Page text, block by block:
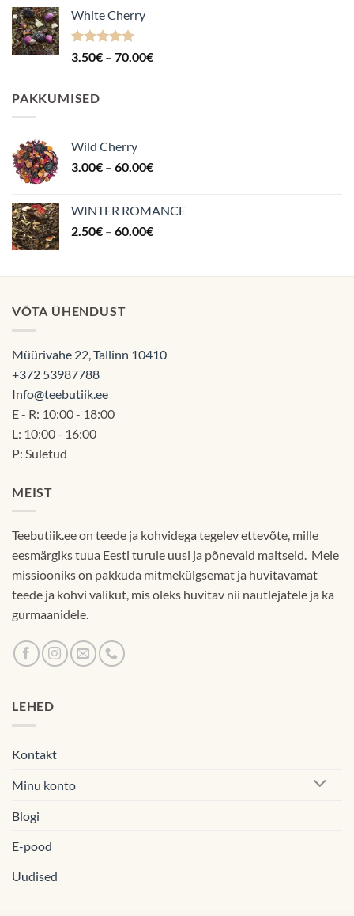
White Cherry
Hinnanguga
3.50€ – 70.00€Hinnavahemik:
PAKKUMISED
Wild Cherry
3.00€ – 60.00€Hinnavahemik:
60.00€
WINTER ROMANCE
2.50€ – 60.00€Hinnavahemik:
60.00€
VÕTA ÜHENDUST
Müürivahe 22, Tallinn 10410
+372 53987788
Info@teebutiik.ee
E - R: 10:00 - 18:00
L: 10:00 - 16:00
P: Suletud
MEIST
Teebutiik.ee on teede ja kohvidega tegelev ettevõte, mille
eesmärgiks tuua Eesti turule uusi ja põnevaid maitseid. Meie
missiooniks on pakkuda mitmekülgsemat ja huvitavamat
teede ja kohvi valikut, mis oleks huvitav nii nautlejatele ja ka
gurmaanidele.
LEHED
Kontakt
Minu konto
Blogi
E-pood
Uudised